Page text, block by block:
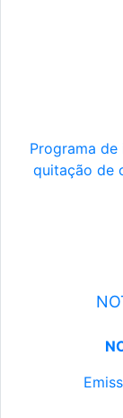
Programa
quitação de